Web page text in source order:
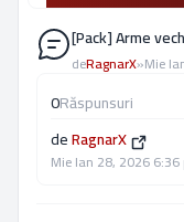
[Pack] Arme
deRagnarX»Mie
0Răspunsuri
deRagnarX
Mie Ian 28, 2026 6:36